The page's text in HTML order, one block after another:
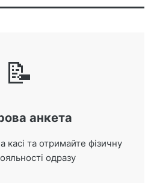
📝
анкета
касі та отримайте фізичну
одразу